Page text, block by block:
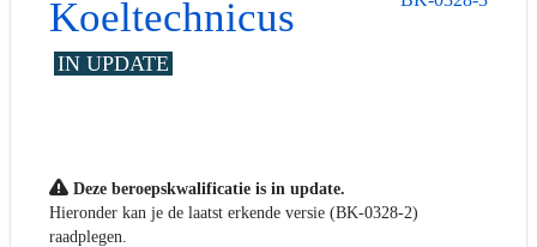
Koeltechnicus
IN UPDATE
Deze beroepskwalificatie is in update.
Hieronder kan je de laatst erkende versie (BK-0328-2)
raadplegen.